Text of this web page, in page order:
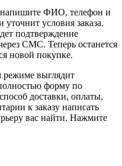
напишите ФИО, телефон и
условия заказа.
подтверждение
СМС. Теперь останется
новой покупке.
режиме выглядит
форму по
доставки, оплаты,
к заказу написать
вас найти. Нажмите